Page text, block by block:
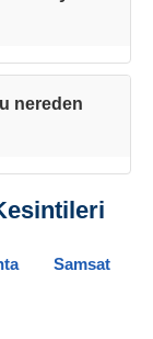
nereden
Samsat